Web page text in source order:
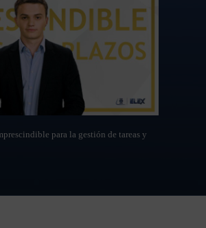
para la gestión de tareas y